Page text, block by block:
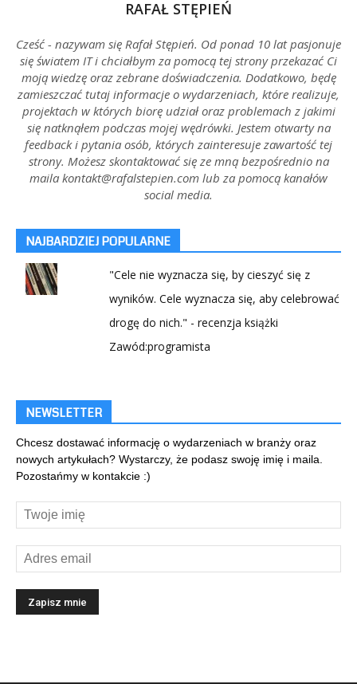
RAFAŁ STĘPIEŃ
Cześć - nazywam się Rafał Stępień. Od ponad 10 lat pasjonuje
się światem IT i chciałbym za pomocą tej strony przekazać Ci
moją wiedzę oraz zebrane doświadczenia. Dodatkowo, będę
zamieszczać tutaj informacje o wydarzeniach, które realizuje,
projektach w których biorę udział oraz problemach z jakimi
się natknąłem podczas mojej wędrówki. Jestem otwarty na
feedback i pytania osób, których zainteresuje zawartość tej
strony. Możesz skontaktować się ze mną bezpośrednio na
maila kontakt@rafalstepien.com lub za pomocą kanałów
social media.
NAJBARDZIEJ POPULARNE
"Cele nie wyznacza się, by cieszyć się z
wyników. Cele wyznacza się, aby celebrować
drogę do nich." - recenzja książki
Zawód:programista
NEWSLETTER
Chcesz dostawać informację o wydarzeniach w branży oraz
nowych artykułach? Wystarczy, że podasz swoję imię i maila.
Pozostańmy w kontakcie :)